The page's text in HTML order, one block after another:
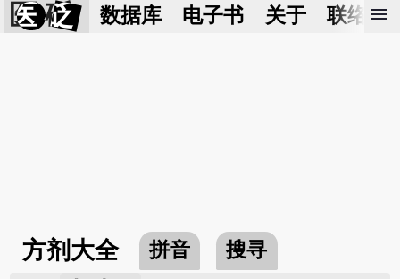
医 砭 数据库 电子书 关于 联络我
menu
方剂大全 拼音 搜寻